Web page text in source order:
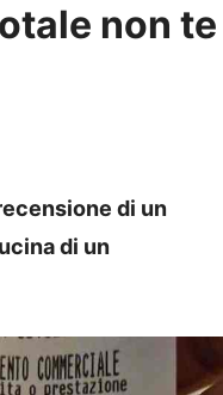
non te
di un
di un